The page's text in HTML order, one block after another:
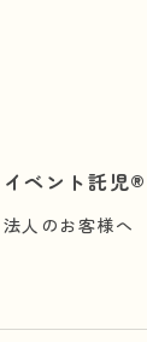
イベント託児®︎
法人のお客様へ